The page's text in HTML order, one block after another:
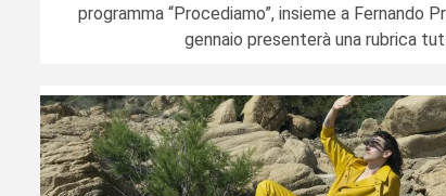
programma “Procediamo”, insieme a Fernando
gennaio presenterà una rubrica